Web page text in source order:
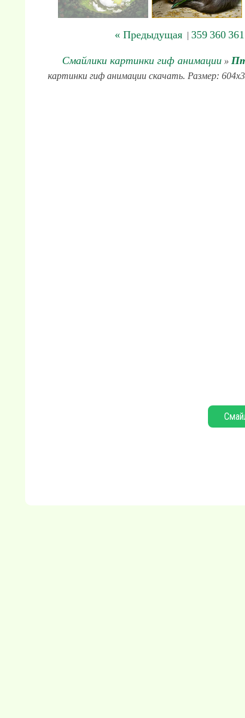
« Предыдущая| 359 360 361
Смайлики картинки гиф анимации»
картинки гиф анимации скачать. Размер: